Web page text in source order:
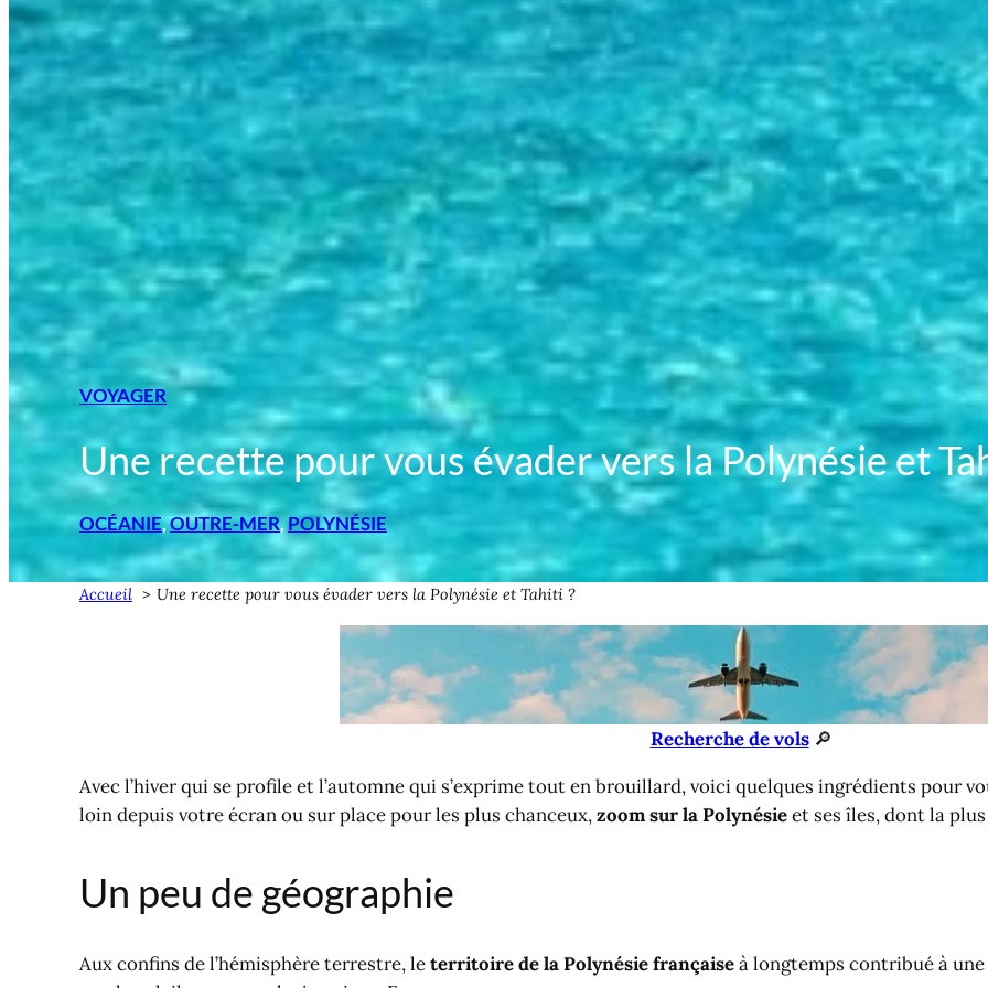
VOYAGER
Une recette pour vous évader vers la Polynésie et
OCÉANIE, OUTRE-MER, POLYNÉSIE
Accueil Une recette pour vous évader vers la Polynésie et Tahiti ?
Recherche de vols🔎
Avec l’hiver qui se profile et l’automne qui s’exprime tout en brouillard, voici quelques ingrédients pour
loin depuis votre écran ou sur place pour les plus chanceux,zoom sur la Polynésieet ses îles, dont la
Un peu de géographie
Aux confins de l’hémisphère terrestre, leterritoire de la Polynésie françaiseà longtemps contribué à